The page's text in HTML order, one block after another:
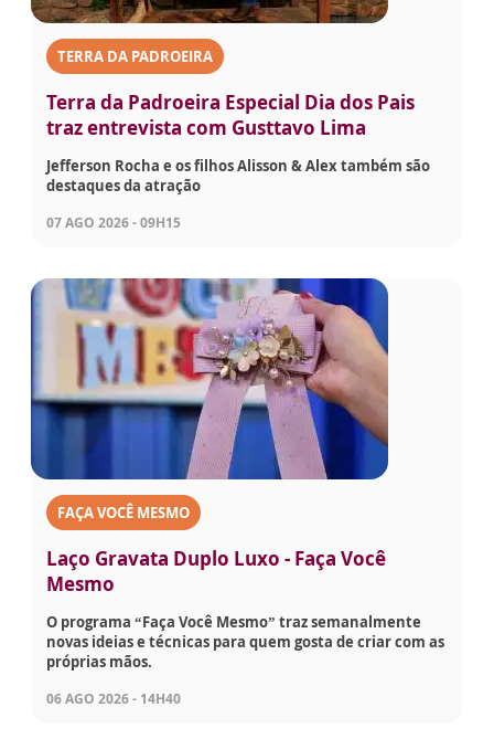
TERRA DA PADROEIRA
Terra da Padroeira Especial Dia dos Pais
traz entrevista com Gusttavo Lima
Jefferson Rocha e os filhos Alisson & Alex também são
destaques da atração
07 AGO 2026 - 09H15
FAÇA VOCÊ MESMO
Laço Gravata Duplo Luxo - Faça Você
Mesmo
O programa “Faça Você Mesmo” traz semanalmente
novas ideias e técnicas para quem gosta de criar com as
próprias mãos.
06 AGO 2026 - 14H40